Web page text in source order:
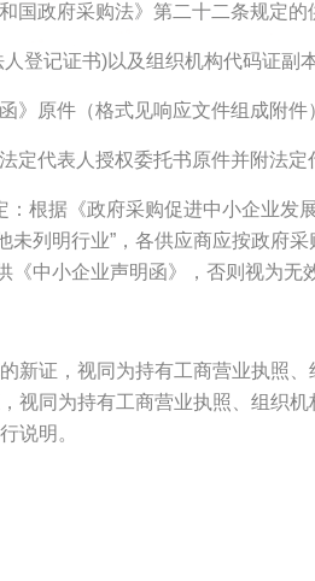
国政府采购法》第二十二条规定的
登记证书)以及组织机构代码证副
》原件（格式见响应文件组成附件
定代表人授权委托书原件并附法定
：根据《政府采购促进中小企业
未列明行业”，各供应商应按政府
中小企业声明函》，否则视为无
新证，视同为持有工商营业执照
视同为持有工商营业执照、组织
说明。